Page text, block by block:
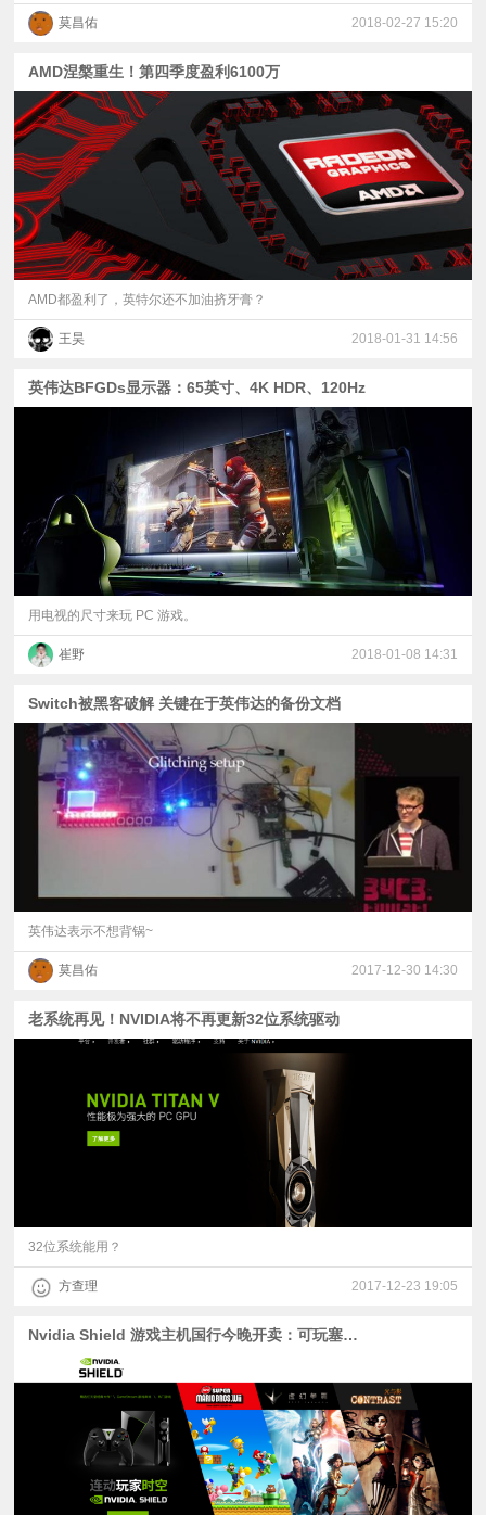
莫昌佑 2018-02-27 15:20
AMD涅槃重生！第四季度盈利6100万
AMD都盈利了，英特尔还不加油挤牙膏？
王昊 2018-01-31 14:56
英伟达BFGDs显示器：65英寸、4K HDR、120Hz
用电视的尺寸来玩 PC 游戏。
崔野 2018-01-08 14:31
Switch被黑客破解 关键在于英伟达的备份文档
英伟达表示不想背锅~
莫昌佑 2017-12-30 14:30
老系统再见！NVIDIA将不再更新32位系统驱动
32位系统能用？
方查理 2017-12-23 19:05
Nvidia Shield 游戏主机国行今晚开卖：可玩塞尔达、仙剑五